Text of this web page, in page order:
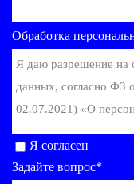
Обработка
Я даю разрешение на
данных, согласно ФЗ
02.07.2021) «О
Я согласен
Задайте вопрос*